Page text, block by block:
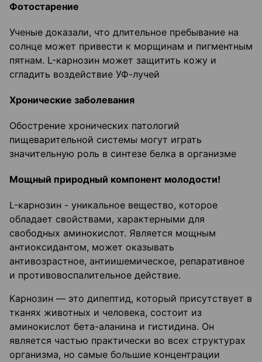
Фотостарение
Ученые доказали, что длительное пребывание на
солнце может привести к морщинам и пигментным
пятнам. L-карнозин может защитить кожу и
сгладить воздействие УФ-лучей
Хронические заболевания
Обострение хронических патологий
пищеварительной системы могут играть
значительную роль в синтезе белка в организме
Мощный природный компонент молодости!
L-карнозин - уникальное вещество, которое
обладает свойствами, характерными для
свободных аминокислот. Является мощным
антиоксидантом, может оказывать
антивозрастное, антиишемическое, репаративное
и противовоспалительное действие.
Карнозин — это дипептид, который присутствует в
тканях животных и человека, состоит из
аминокислот бета-аланина и гистидина. Он
является частью практически во всех структурах
организма, но самые большие концентрации